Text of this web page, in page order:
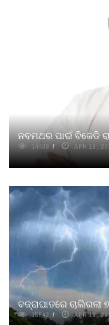
ନବମଥର ପାଇଁ ବିଜେଡି
14488 APR 19,
ବଜ୍ରାଘାତରେ
15542 APR 19,